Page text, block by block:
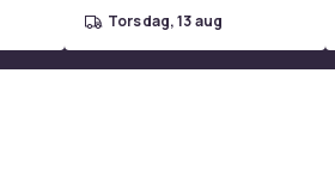
torsdag, 13 aug